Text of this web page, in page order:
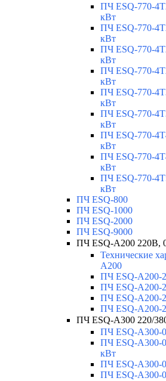
ПЧ ESQ-770-
кВт
ПЧ ESQ-770-
кВт
ПЧ ESQ-770-
кВт
ПЧ ESQ-770-
кВт
ПЧ ESQ-770-
кВт
ПЧ ESQ-770-
кВт
ПЧ ESQ-770-
кВт
ПЧ ESQ-770-
кВт
ПЧ ESQ-770-
кВт
ПЧ ESQ-800
ПЧ ESQ-1000
ПЧ ESQ-2000
ПЧ ESQ-9000
ПЧ ESQ-A200 220В,
Технические
A200
ПЧ ESQ-A200-
ПЧ ESQ-A200-
ПЧ ESQ-A200-
ПЧ ESQ-A200-
ПЧ ESQ-A300 220/
ПЧ ESQ-A300-
ПЧ ESQ-A300-
кВт
ПЧ ESQ-A300-
ПЧ ESQ-A300-